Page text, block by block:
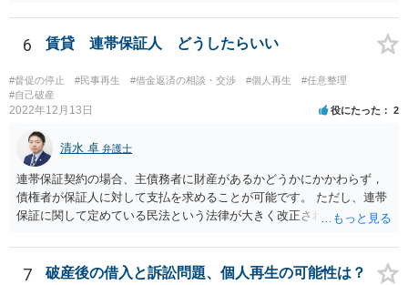
あるのかといった個別事案の問題については、詳しい情報がないため
回答できません。最も事情をよく知っているのは申立代理人だと思い
う。
6 賃貸 連帯保証人 どうしたらいい
#督促の停止 #民事再生 #借金返済の相談・交渉 #個人再生
#任意整理
#自己破産
2022年12月13日 役にたった 2
清水 卓 弁護士
連帯保証契約の場合、主債務者に財産があるかどうかにかかわらず，
債権者が保証人に対して支払を求めることが可能です。 ただし、連帯
保証に関して定めている民法という法律が大きく改正され、2020年4月
たが連帯保証人になった時期は、この民法改正後の可能性がありま
す。 そのため、連帯保証人になった際に締結した（署名や捺印をし
7 破産後の借入と訴訟問題、個人再生の可能性は？